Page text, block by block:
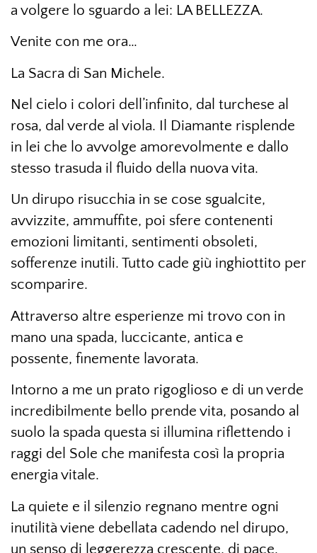
a volgere lo sguardo a lei: LA BELLEZZA.
Venite con me ora…
La Sacra di San Michele.
Nel cielo i colori dell’infinito, dal turchese al
rosa, dal verde al viola. Il Diamante risplende
in lei che lo avvolge amorevolmente e dallo
stesso trasuda il fluido della nuova vita.
Un dirupo risucchia in se cose sgualcite,
avvizzite, ammuffite, poi sfere contenenti
emozioni limitanti, sentimenti obsoleti,
sofferenze inutili. Tutto cade giù inghiottito per
scomparire.
Attraverso altre esperienze mi trovo con in
mano una spada, luccicante, antica e
possente, finemente lavorata.
Intorno a me un prato rigoglioso e di un verde
incredibilmente bello prende vita, posando al
suolo la spada questa si illumina riflettendo i
raggi del Sole che manifesta così la propria
energia vitale.
La quiete e il silenzio regnano mentre ogni
inutilità viene debellata cadendo nel dirupo,
un senso di leggerezza crescente, di pace.